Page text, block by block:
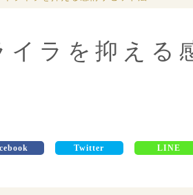
イラを抑える
Twitter LINE